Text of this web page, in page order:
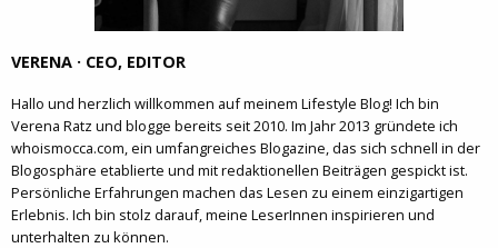
VERENA · CEO, EDITOR
Hallo und herzlich willkommen auf meinem Lifestyle Blog! Ich bin
Verena Ratz und blogge bereits seit 2010. Im Jahr 2013 gründete ich
whoismocca.com, ein umfangreiches Blogazine, das sich schnell in der
Blogosphäre etablierte und mit redaktionellen Beiträgen gespickt ist.
Persönliche Erfahrungen machen das Lesen zu einem einzigartigen
Erlebnis. Ich bin stolz darauf, meine LeserInnen inspirieren und
unterhalten zu können.